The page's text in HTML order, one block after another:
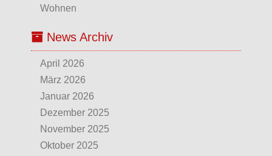
Wohnen
News Archiv
April 2026
März 2026
Januar 2026
Dezember 2025
November 2025
Oktober 2025